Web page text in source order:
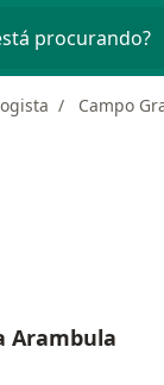
procurando?
Campo
Arambula